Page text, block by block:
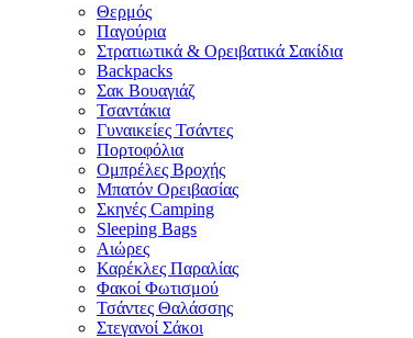
Θερμός
Παγούρια
Στρατιωτικά & Ορειβατικά Σακίδια
Backpacks
Σακ Βουαγιάζ
Τσαντάκια
Γυναικείες Τσάντες
Πορτοφόλια
Ομπρέλες Βροχής
Μπατόν Ορειβασίας
Σκηνές Camping
Sleeping Bags
Αιώρες
Καρέκλες Παραλίας
Φακοί Φωτισμού
Τσάντες Θαλάσσης
Στεγανοί Σάκοι